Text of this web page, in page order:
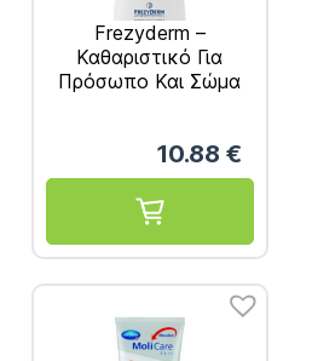
Frezyderm –
Καθαριστικό Για
Πρόσωπο Και Σώμα
10.88 €